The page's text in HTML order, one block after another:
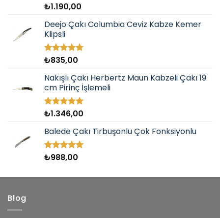
5 üzerinden
oy
aldı
₺1.190,00
Deejo Çakı Columbia Ceviz Kabze Kemer
Klipsli
5 üzerinden
oy
aldı
₺835,00
Nakışlı Çakı Herbertz Maun Kabzeli Çakı 19
cm Pirinç İşlemeli
5 üzerinden
aldı
₺1.346,00
Balede Çakı Tirbuşonlu Çok Fonksiyonlu
5 üzerinden
oy
₺988,00
Blog